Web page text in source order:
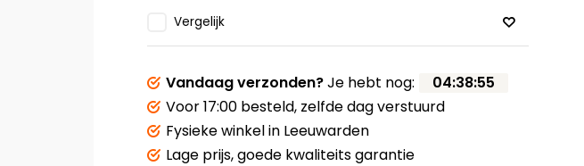
Vergelijk
Vandaag verzonden?Je hebt nog: 04:38:55
Voor 17:00 besteld, zelfde dag verstuurd
Fysieke winkelin Leeuwarden
Lage prijs,goede kwaliteits garantie